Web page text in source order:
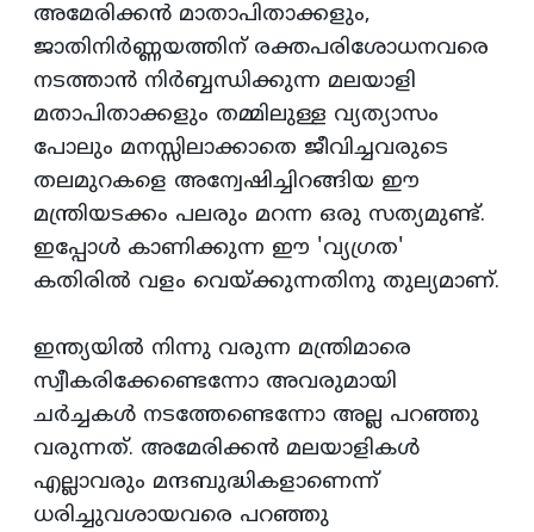
അമേരിക്കന്‍ മാതാപിതാക്കളും,
ജാതിനിര്‍ണ്ണയത്തിന്‌ രക്തപരിശോധനവരെ
നടത്താന്‍ നിര്‍ബ്ബന്ധിക്കുന്ന മലയാളി
മതാപിതാക്കളും തമ്മിലുള്ള വ്യത്യാസം
പോലും മനസ്സിലാക്കാതെ ജീവിച്ചവരുടെ
തലമുറകളെ അന്വേഷിച്ചിറങ്ങിയ ഈ
മന്ത്രിയടക്കം പലരും മറന്ന ഒരു സത്യമുണ്ട്‌.
ഇപ്പോള്‍ കാണിക്കുന്ന ഈ 'വ്യഗ്രത'
കതിരില്‍ വളം വെയ്‌ക്കുന്നതിനു തുല്യമാണ്‌.
ഇന്ത്യയില്‍ നിന്നു വരുന്ന മന്ത്രിമാരെ
സ്വീകരിക്കേണ്ടെന്നോ അവരുമായി
ചര്‍ച്ചകള്‍ നടത്തേണ്ടെന്നോ അല്ല പറഞ്ഞു
വരുന്നത്‌. അമേരിക്കന്‍ മലയാളികള്‍
എല്ലാവരും മന്ദബുദ്ധികളാണെന്ന്‌
ധരിച്ചുവശായവരെ പറഞ്ഞു